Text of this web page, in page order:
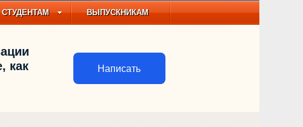
СТУДЕНТАМ ВЫПУСКНИКАМ
как
Написать